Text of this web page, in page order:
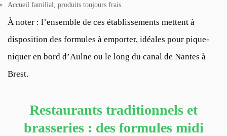
Accueil familial, produits toujours frais.
À noter : l’ensemble de ces établissements mettent à
disposition des formules à emporter, idéales pour pique-
niquer en bord d’Aulne ou le long du canal de Nantes à
Brest.
Restaurants traditionnels et
brasseries : des formules midi